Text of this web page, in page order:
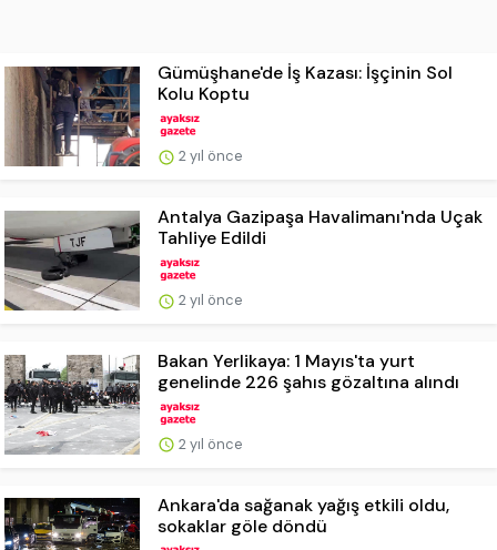
Gümüşhane'de İş Kazası: İşçinin Sol
Kolu Koptu
2 yıl önce
Antalya Gazipaşa Havalimanı'nda Uçak
Tahliye Edildi
2 yıl önce
Bakan Yerlikaya: 1 Mayıs'ta yurt
genelinde 226 şahıs gözaltına alındı
2 yıl önce
Ankara'da sağanak yağış etkili oldu,
sokaklar göle döndü